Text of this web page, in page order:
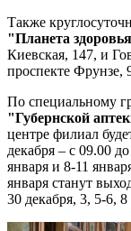
Также
"Планета
Киевская, 147, и
проспекте Фрунзе,
По специальному
"Губернской
центре филиал
декабря – с 09.00
января и 8-11
января станут
30 декабря, 3, 5-6,